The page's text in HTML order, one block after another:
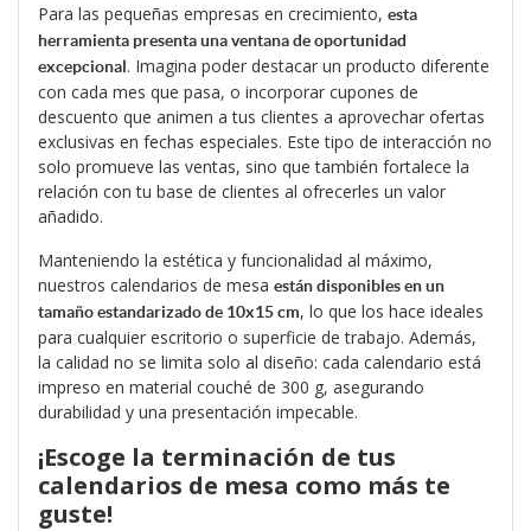
Para las pequeñas empresas en crecimiento, esta
herramienta presenta una ventana de oportunidad
excepcional. Imagina poder destacar un producto diferente
con cada mes que pasa, o incorporar cupones de
descuento que animen a tus clientes a aprovechar ofertas
exclusivas en fechas especiales. Este tipo de interacción no
solo promueve las ventas, sino que también fortalece la
relación con tu base de clientes al ofrecerles un valor
añadido.
Manteniendo la estética y funcionalidad al máximo,
nuestros calendarios de mesa están disponibles en un
tamaño estandarizado de 10x15 cm, lo que los hace ideales
para cualquier escritorio o superficie de trabajo. Además,
la calidad no se limita solo al diseño: cada calendario está
impreso en material couché de 300 g, asegurando
durabilidad y una presentación impecable.
¡Escoge la terminación de tus
calendarios de mesa como más te
guste!